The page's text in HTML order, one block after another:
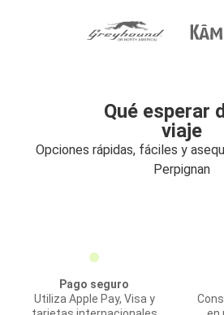
Qué esperar
viaje
Opciones rápidas, fáciles y
Perpignan
Pago seguro
Utiliza Apple Pay, Visa y